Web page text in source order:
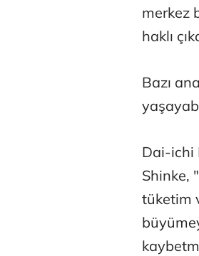
merkez
haklı
Bazı
Dai-ichi
Shinke,
tüketim